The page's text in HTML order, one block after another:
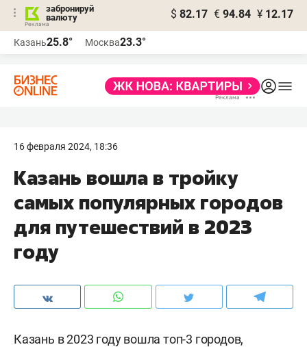
забронируй
валюту
$ 82.17 € 94.84 ¥ 12.17
Казань25.8° Москва23.3°
16 февраля 2024, 18:36
Казань вошла в тройку
самых популярных городов
для путешествий в 2023
году
Казань в 2023 году вошла топ-3 городов,